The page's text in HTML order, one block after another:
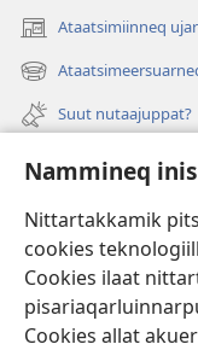
Nammineq
Nittartakkamik
cookies
Cookies ilaat
Cookies allat
Ataatsimiinneq
(opens
new
window)
(opens
new
window)
Suut nutaajuppat?
Isiginnaagassiat
Tunissuteqarneq
(opens
new
window)INTERNETIKKUT
(opens